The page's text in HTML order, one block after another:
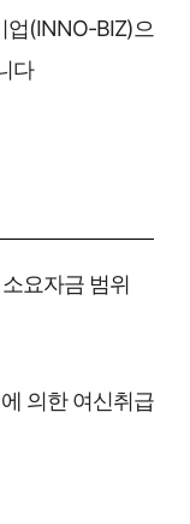
업(INNO-BIZ)으
다
요자금 범위
의한 여신취급